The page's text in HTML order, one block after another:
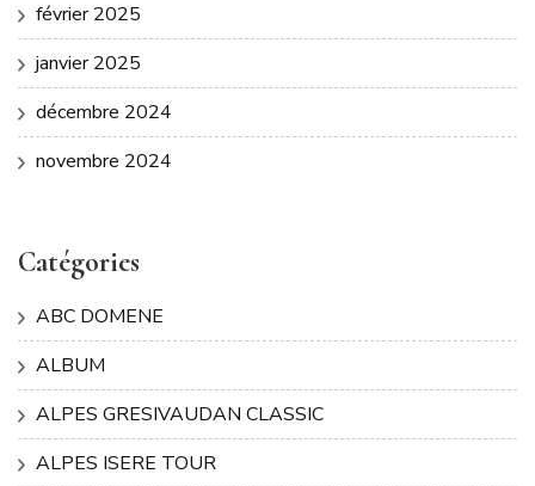
février 2025
janvier 2025
décembre 2024
novembre 2024
Catégories
ABC DOMENE
ALBUM
ALPES GRESIVAUDAN CLASSIC
ALPES ISERE TOUR